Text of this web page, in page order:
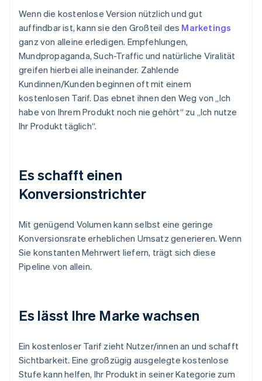
Wenn die kostenlose Version nützlich und gut
auffindbar ist, kann sie den Großteil des Marketings
ganz von alleine erledigen. Empfehlungen,
Mundpropaganda, Such-Traffic und natürliche Viralität
greifen hierbei alle ineinander. Zahlende
Kundinnen/Kunden beginnen oft mit einem
kostenlosen Tarif. Das ebnet ihnen den Weg von „Ich
habe von Ihrem Produkt noch nie gehört“ zu „Ich nutze
Ihr Produkt täglich“.
Es schafft einen
Konversionstrichter
Mit genügend Volumen kann selbst eine geringe
Konversionsrate erheblichen Umsatz generieren. Wenn
Sie konstanten Mehrwert liefern, trägt sich diese
Pipeline von allein.
Es lässt Ihre Marke wachsen
Ein kostenloser Tarif zieht Nutzer/innen an und schafft
Sichtbarkeit. Eine großzügig ausgelegte kostenlose
Stufe kann helfen, Ihr Produkt in seiner Kategorie zum